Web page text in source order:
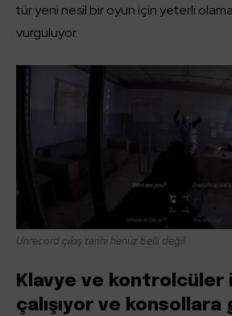
tür yeni nesil bir oyun için yeterli
vurguluyor.
Unrecord çıkış tarihi henüz belli değil.
Klavye ve kontrolcüler
çalışıyor ve konsollara